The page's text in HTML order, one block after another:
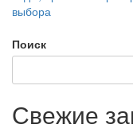
выбора
Поиск
Свежие